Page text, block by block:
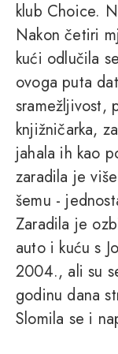
klub Choice.
Nakon četiri
kući odlučila
ovoga puta
sramežljivost,
knjižničarka,
jahala ih kao
zaradila je
šemu -
Zaradila je
auto i kuću s
2004., ali su
godinu dana
Slomila se i